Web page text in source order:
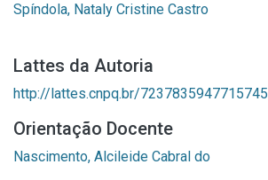
Spíndola, Nataly Cristine Castro
Lattes da Autoria
http://lattes.cnpq.br/7237835947715745
Orientação Docente
Nascimento, Alcileide Cabral do